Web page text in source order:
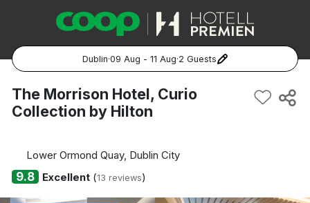
Dublin·09 Aug - 11 Aug·2 Guests
Popular Destinations:
Hela Sverige
Stockholm
Göteborg
The Morrison Hotel, Curio
Collection by Hilton
Lower Ormond Quay, Dublin City
9.8 Excellent(13 reviews)